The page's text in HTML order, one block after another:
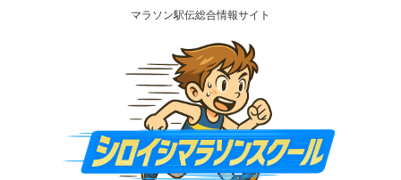
マラソン駅伝総合情報サイト